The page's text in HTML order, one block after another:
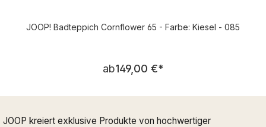
JOOP! Badteppich Cornflower 65 - Farbe: Kiesel - 085
Regulärer Preis:
ab149,00 €*
JOOP kreiert exklusive Produkte von hochwertiger